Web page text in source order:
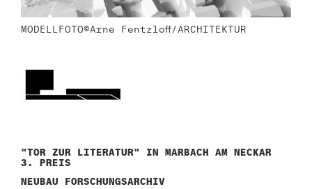
MODELLFOTO©Arne Fentzloff/ARCHITEKTUR
"TOR ZUR LITERATUR" IN MARBACH AM NECKAR
3. PREIS
NEUBAU FORSCHUNGSARCHIV